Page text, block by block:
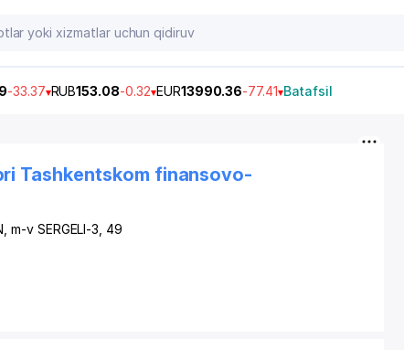
-33.37 RUB153.08-0.32 EUR13990.36-77.41 Batafsil
Tashkentskom finansovo-
m-v SERGELI-3 , 49